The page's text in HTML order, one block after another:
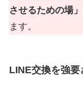
させるための場」
ます。
LINE交換を強要